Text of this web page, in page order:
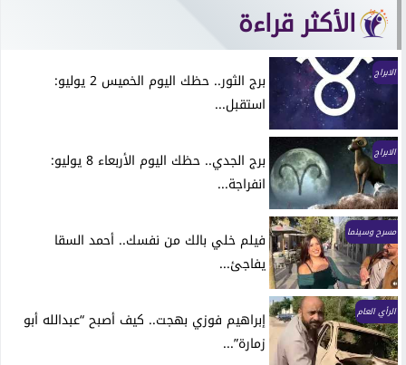
الأكثر قراءة
الابراج
برج الثور.. حظك اليوم الخميس 2 يوليو:
استقبل...
الابراج
برج الجدي.. حظك اليوم الأربعاء 8 يوليو:
انفراجة...
مسرح وسينما
فيلم خلي بالك من نفسك.. أحمد السقا
يفاجئ...
الرأي العام
إبراهيم فوزي بهجت.. كيف أصبح “عبدالله أبو
زمارة”...